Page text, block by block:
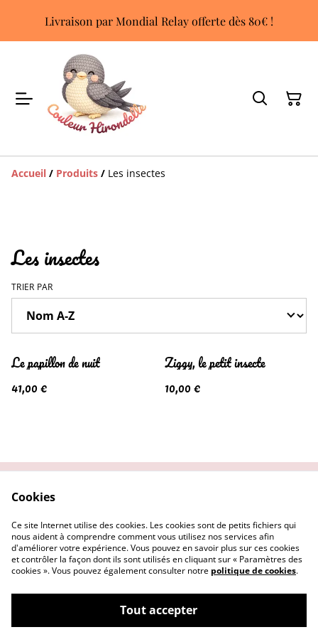
Livraison par Mondial Relay offerte dès 80€ !
Accueil / Produits / Les insectes
Les insectes
TRIER PAR
Le papillon de nuit
41,00 €
Ziggy, le petit insecte
10,00 €
Politique de
confidentialité
Politique de cookies
©2026couleurhirondelle.com
Cookies
Ce site Internet utilise des cookies. Les cookies sont de petits fichiers qui
nous aident à comprendre comment vous utilisez nos services afin
d'améliorer votre expérience. Vous pouvez en savoir plus sur ces cookies
et contrôler la façon dont ils sont utilisés en cliquant sur « Paramètres des
cookies ». Vous pouvez également consulter notre politique de cookies.
Tout accepter